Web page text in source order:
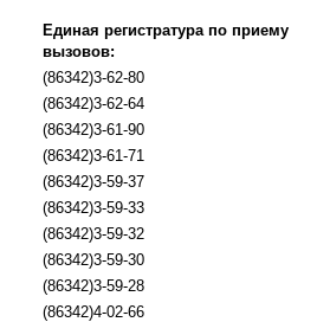
Единая регистратура по приему
вызовов:
(86342)3-62-80
(86342)3-62-64
(86342)3-61-90
(86342)3-61-71
(86342)3-59-37
(86342)3-59-33
(86342)3-59-32
(86342)3-59-30
(86342)3-59-28
(86342)4-02-66